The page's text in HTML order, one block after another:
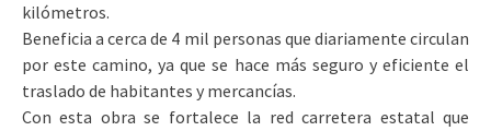
kilómetros.
Beneficia a cerca de 4 mil personas que diariamente circulan
por este camino, ya que se hace más seguro y eficiente el
traslado de habitantes y mercancías.
Con esta obra se fortalece la red carretera estatal que